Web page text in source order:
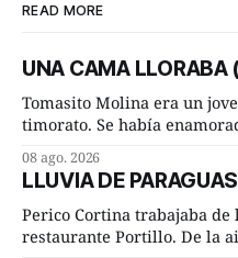
READ MORE
UNA CAMA LLORABA
Tomasito Molina era un
timorato. Se había
ambos les iba de maravilla.
discrepancia en un deseo
Lucía Arriate quería que
08 ago. 2026
LLUVIA DE
Perico Cortina trabajaba de
restaurante Portillo. De la